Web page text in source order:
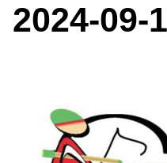
2024-09-